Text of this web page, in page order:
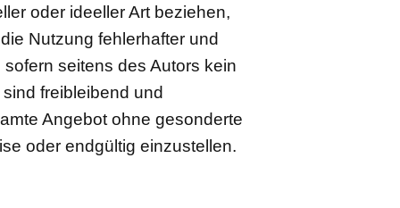
oder ideeller Art beziehen,
Nutzung fehlerhafter und
seitens des Autors kein
freibleibend und
Angebot ohne gesonderte
oder endgültig einzustellen.